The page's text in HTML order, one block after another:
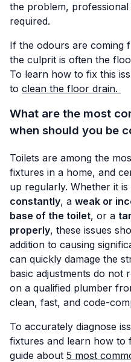
the problem,
required.
If the odours are coming
the culprit is often the
To learn how to fix this
to clean the floor drain.
What are the most
when should you be
Toilets are among the
fixtures in a home, and
up regularly. Whether it is
constantly, a weak or
base of the toilet, or a
properly, these issues
addition to causing
can quickly damage the
basic adjustments do not
on a qualified plumber
clean, fast, and code-
To accurately diagnose
fixtures and learn how to
guide about 5 most